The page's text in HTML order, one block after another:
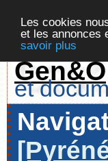
Les cookies
et les annonces
savoir plus
Gen&O
et